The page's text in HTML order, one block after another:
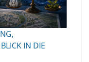
IN DIE